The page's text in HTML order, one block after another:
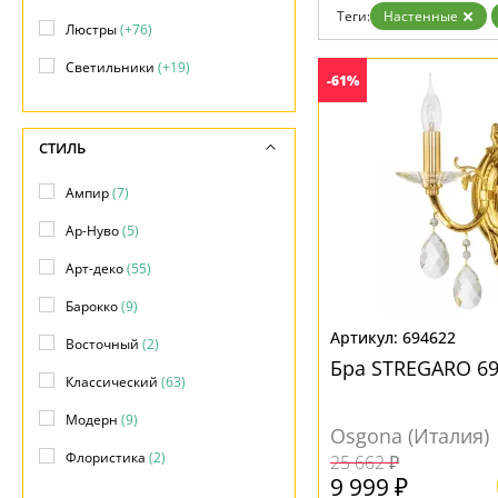
Теги: Настенные
-61%
694622
Бра STREGARO
Osgona (Италия)
25 662 ₽
9 999 ₽
Люстры(+76)
Светильники (+19)
СТИЛЬ
Ампир(7)
Ар-Нуво(5)
Арт-деко(55)
Барокко(9)
Восточный (2)
Классический (63)
Модерн (9)
Флористика (2)